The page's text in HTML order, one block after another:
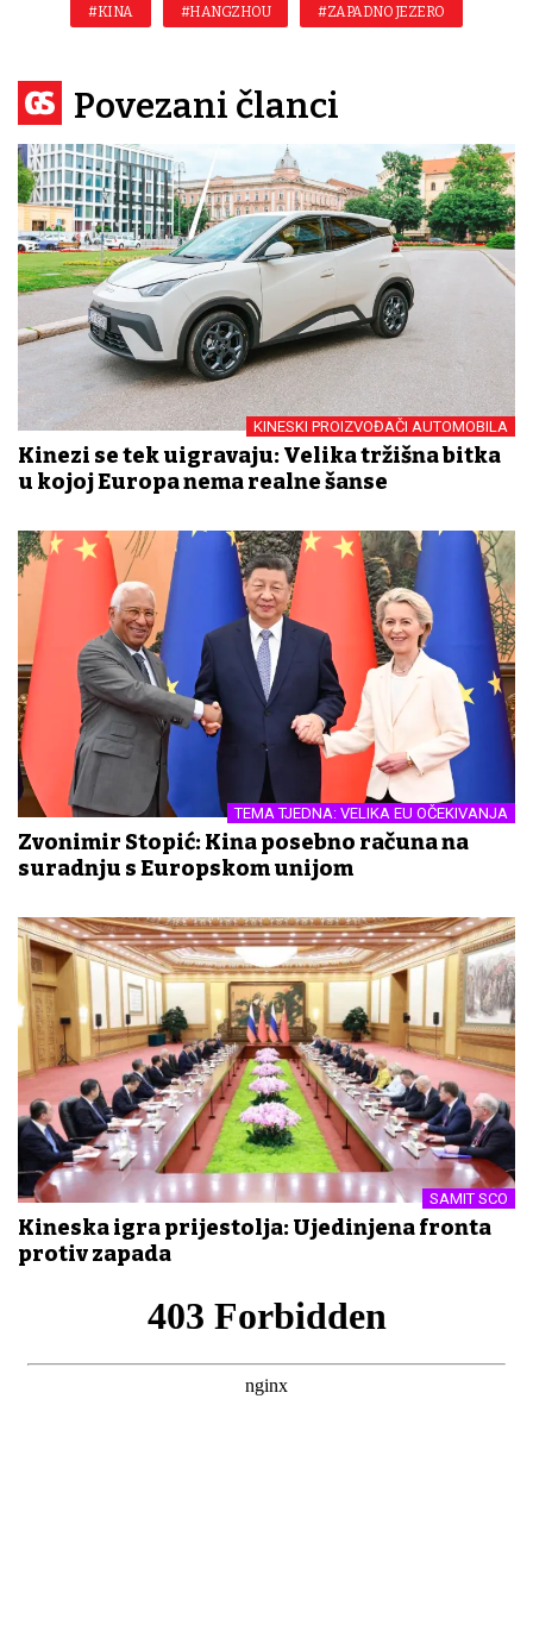
#KINA #HANGZHOU #ZAPADNO JEZERO
Povezani članci
KINESKI PROIZVOĐAČI AUTOMOBILA
Kinezi se tek uigravaju: Velika tržišna bitka
u kojoj Europa nema realne šanse
TEMA TJEDNA: VELIKA EU OČEKIVANJA
Zvonimir Stopić: Kina posebno računa na
suradnju s Europskom unijom
SAMIT SCO
Kineska igra prijestolja: Ujedinjena fronta
protiv zapada